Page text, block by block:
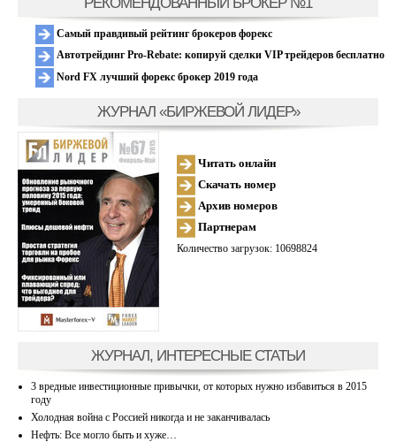
Самый правдивый рейтинг брокеров форекс
Автотрейдинг Pro-Rebate: копируй сделки VIP трейдеров бесплатно
Nord FX лучший форекс брокер 2019 года
ЖУРНАЛ «БИРЖЕВОЙ ЛИДЕР»
Читать онлайн
Скачать номер
Архив номеров
Партнерам
Количество загрузок: 10698824
ЖУРНАЛ, ИНТЕРЕСНЫЕ СТАТЬИ
3 вредные инвестиционные привычки, от которых нужно избавиться в 2015
году
Холодная война с Россией никогда и не заканчивалась
Нефть: Все могло быть и хуже…